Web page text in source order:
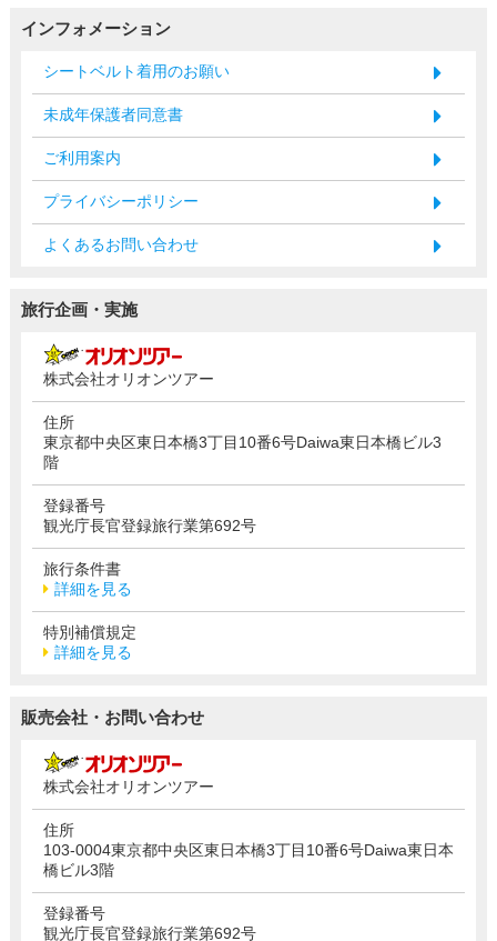
インフォメーション
シートベルト着用のお願い
未成年保護者同意書
ご利用案内
プライバシーポリシー
よくあるお問い合わせ
旅行企画・実施
株式会社オリオンツアー
住所
東京都中央区東日本橋3丁目10番6号Daiwa東日本橋ビル3
階
登録番号
観光庁長官登録旅行業第692号
旅行条件書
詳細を見る
特別補償規定
詳細を見る
販売会社・お問い合わせ
株式会社オリオンツアー
住所
103-0004東京都中央区東日本橋3丁目10番6号Daiwa東日本
橋ビル3階
登録番号
観光庁長官登録旅行業第692号